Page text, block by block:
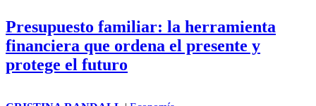
Presupuesto familiar: la herramienta
financiera que ordena el presente y
protege el futuro